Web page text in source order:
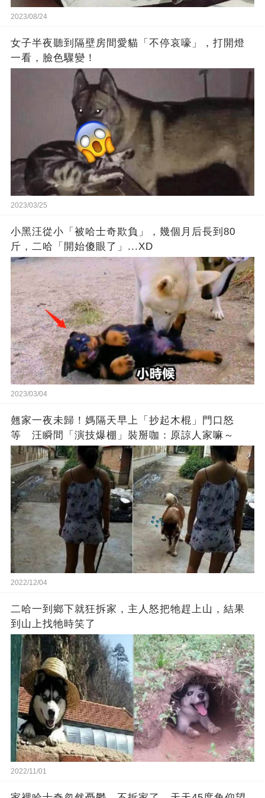
2023/08/24
女子半夜聽到隔壁房間愛貓「不停哀嚎」，打開燈
一看，臉色驟變！
2023/03/25
小黑汪從小「被哈士奇欺負」，幾個月后長到80
斤，二哈「開始傻眼了」...XD
2023/03/04
翹家一夜未歸！媽隔天早上「抄起木棍」門口怒
等 汪瞬間「演技爆棚」裝掰咖：原諒人家嘛～
2022/12/04
二哈一到鄉下就狂拆家，主人怒把牠趕上山，結果
到山上找牠時笑了
2022/11/01